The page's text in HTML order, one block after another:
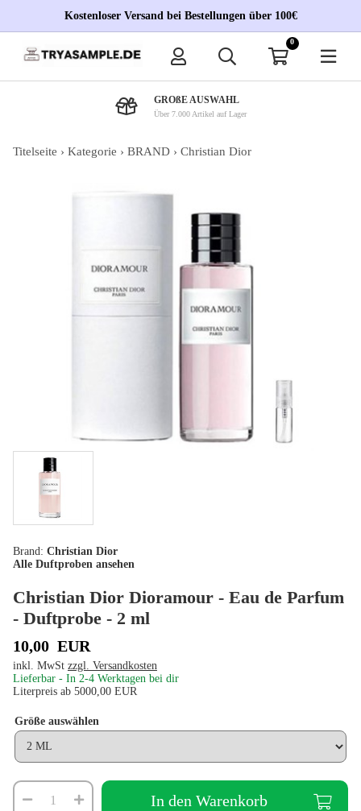
Kostenloser Versand bei Bestellungen über 100€
0
GROßE AUSWAHL
Über 7.000 Artikel auf Lager
Titelseite › Kategorie › BRAND› Christian Dior
Christian Dior
Alle Duftproben ansehen
Christian Dior Dioramour - Eau de Parfum
- Duftprobe - 2 ml
10,00EUR
inkl. MwSt zzgl. Versandkosten
Lieferbar - In 2-4 Werktagen bei dir
Literpreis ab 5000,00EUR
Größe auswählen
In den Warenkorb